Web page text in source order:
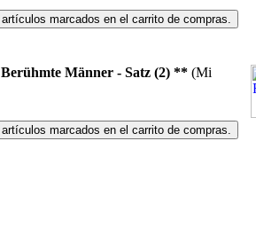
Berühmte Männer - Satz (2) ** (Mi